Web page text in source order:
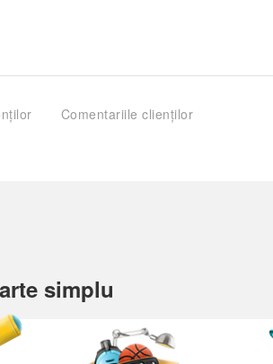
Comentariile clienților
simplu